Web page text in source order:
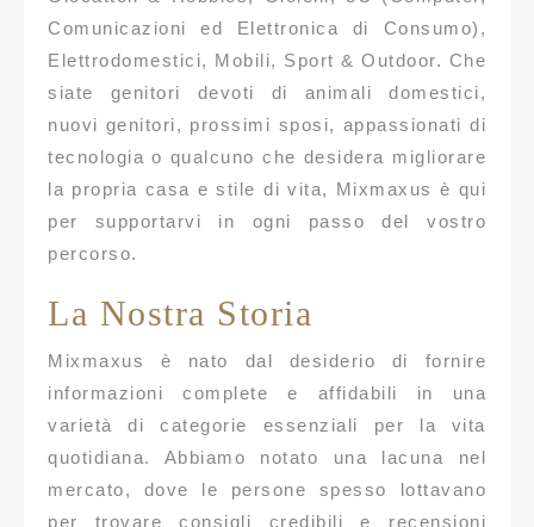
Comunicazioni ed Elettronica di Consumo),
Elettrodomestici, Mobili, Sport & Outdoor. Che
siate genitori devoti di animali domestici,
nuovi genitori, prossimi sposi, appassionati di
tecnologia o qualcuno che desidera migliorare
la propria casa e stile di vita, Mixmaxus è qui
per supportarvi in ogni passo del vostro
percorso.
La Nostra Storia
Mixmaxus è nato dal desiderio di fornire
informazioni complete e affidabili in una
varietà di categorie essenziali per la vita
quotidiana. Abbiamo notato una lacuna nel
mercato, dove le persone spesso lottavano
per trovare consigli credibili e recensioni